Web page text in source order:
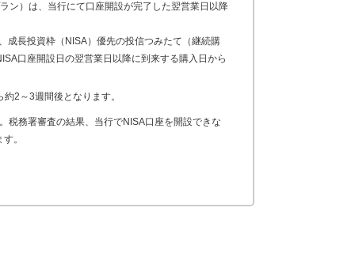
ン）は、当行にて口座開設が完了した翌営業日以降
成長投資枠（NISA）優先の投信つみたて（継続購
口座開設日の翌営業日以降に到来する購入日から
2～3週間後となります。
税務署審査の結果、当行でNISA口座を開設できな
。